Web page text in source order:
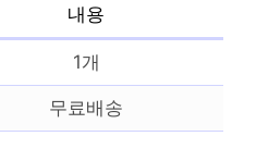
내용
1개
무료배송